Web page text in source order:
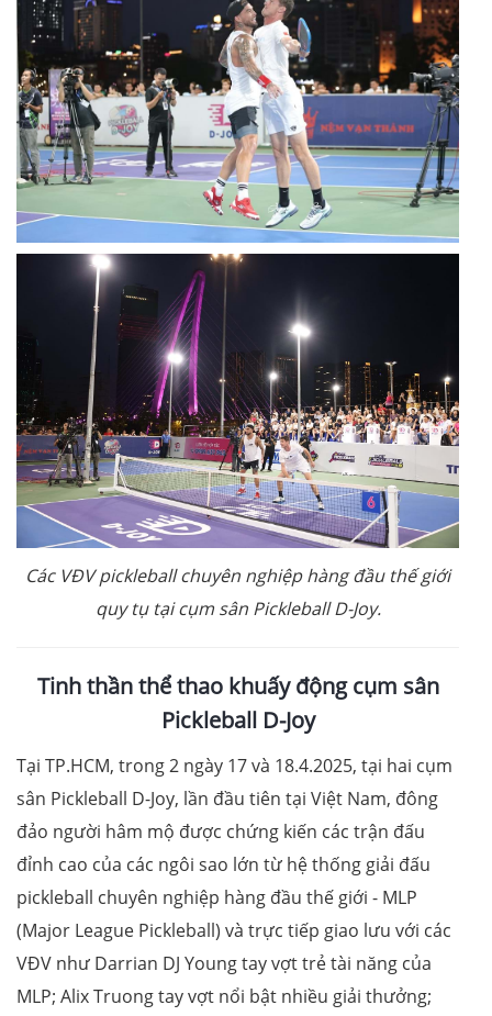
Các VĐV pickleball chuyên nghiệp hàng đầu thế giới
quy tụ tại cụm sân Pickleball D-Joy.
Tinh thần thể thao khuấy động cụm sân
Pickleball D-Joy
Tại TP.HCM, trong 2 ngày 17 và 18.4.2025, tại hai cụm
sân Pickleball D-Joy, lần đầu tiên tại Việt Nam, đông
đảo người hâm mộ được chứng kiến các trận đấu
đỉnh cao của các ngôi sao lớn từ hệ thống giải đấu
pickleball chuyên nghiệp hàng đầu thế giới - MLP
(Major League Pickleball) và trực tiếp giao lưu với các
VĐV như Darrian DJ Young tay vợt trẻ tài năng của
MLP; Alix Truong tay vợt nổi bật nhiều giải thưởng;